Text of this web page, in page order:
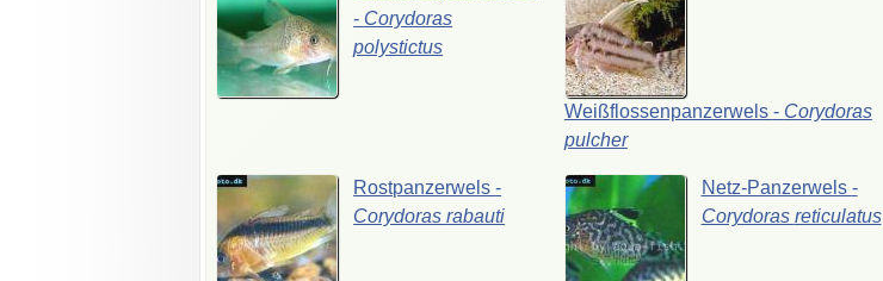
- Corydoras
polystictus
Weißflossenpanzerwels - Corydoras
pulcher
Rostpanzerwels-
Corydorasrabauti
Netz-Panzerwels -
Corydoras reticulatus